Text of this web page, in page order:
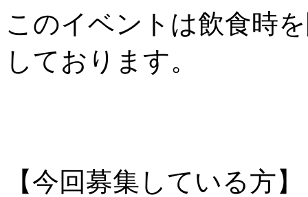
このイベントは飲食時
しております。
【今回募集している方